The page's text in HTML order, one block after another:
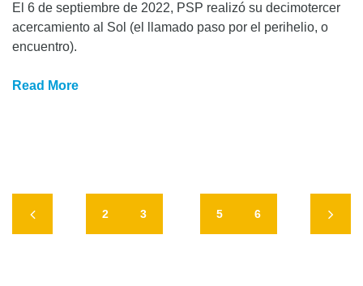
El 6 de septiembre de 2022, PSP realizó su decimotercer
acercamiento al Sol (el llamado paso por el perihelio, o
encuentro).
Read More
2 3 5 6